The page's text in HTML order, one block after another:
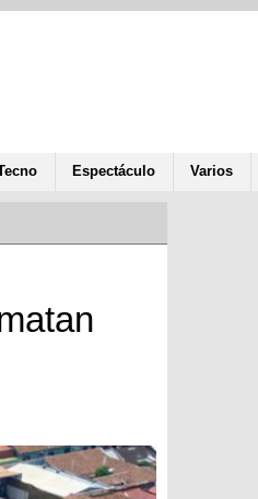
Espectáculo Varios